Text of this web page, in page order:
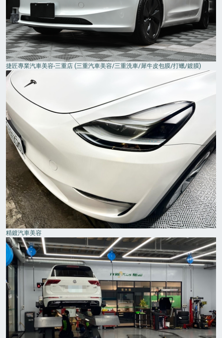
捷匠專業汽車美容-三重店 (三重汽車美容/三重洗車/犀牛皮包膜/打蠟/鍍膜)
精鍍汽車美容